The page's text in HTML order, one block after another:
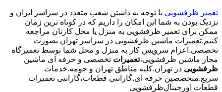
تعمیر ظرفشویی با توجه به داشتن شعب متعدد در سراسر ایران و
نزدیک بودن به شما این امکان را داریم که در کوتاه ترین زمان
ممکن برای تعمیر ظرفشویی به منزل یا محل کارتان مراجعه
کنیم.تعمیرات ماشین ظرفشویی در سراسر تهران بصورت
تخصصی.اعزام سرویس کار به منزل و محل شما توسط تعمیرگاه
مجاز ماشین ظرفشویی،تعمیرات تخصصی و حرفه ای ماشین
ظرفشویی در تهران.کلیه مناطق تهران و حومه.خدمات
سریع.متخصصین حرفه ای.گارانتی قطعات،گارانتی تعمیرات
قطعات اورجینالظرفشویی